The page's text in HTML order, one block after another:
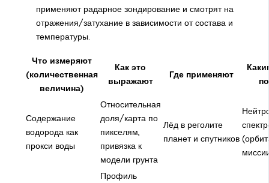
применяют радарное зондирование и смотрят на
отражения/затухание в зависимости от состава и
температуры.
Что измеряют
(количественная
величина)
Как это
выражают
Где применяют
Содержание
водорода как
прокси воды
Относительная
доля/карта по
пикселям,
привязка к
модели грунта
Лёд в реголите
планет и спутников
Профиль